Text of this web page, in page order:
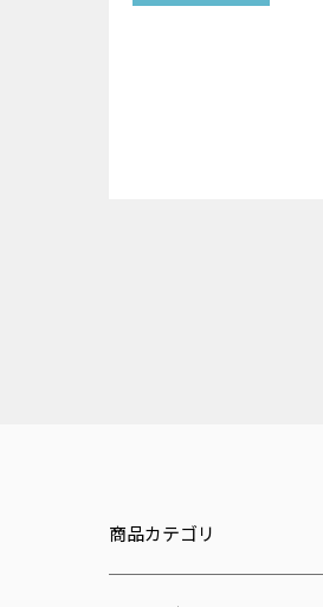
商品カテゴリ